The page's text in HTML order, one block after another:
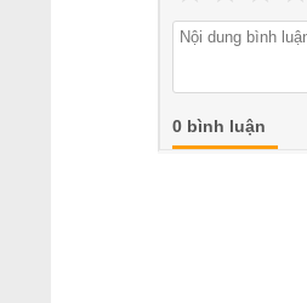
0 bình luận